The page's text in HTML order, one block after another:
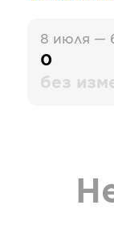
8 июля —
0
без